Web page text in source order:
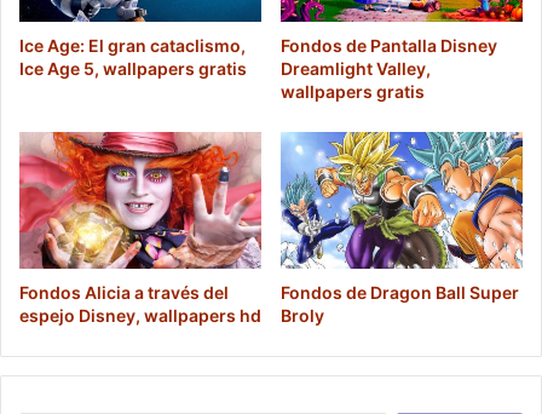
Ice Age: El gran cataclismo,
Ice Age 5, wallpapers gratis
Fondos de Pantalla Disney
Dreamlight Valley,
wallpapers gratis
Fondos Alicia a través del
espejo Disney, wallpapers hd
Fondos de Dragon Ball Super
Broly